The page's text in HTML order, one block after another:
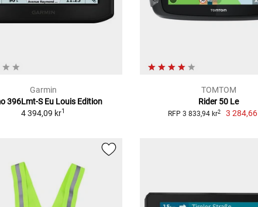
Garmin
396Lmt-S Eu Louis Edition
4 394,09 kr1
TOMTOM
Rider 50 Le
RFP 3 833,94 kr2 3